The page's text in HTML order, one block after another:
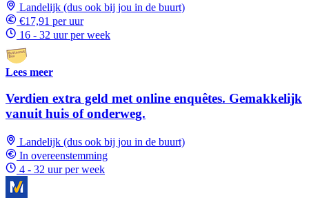
Landelijk (dus ook bij jou in de buurt)
€17,91 per uur
16 - 32 uur per week
Lees meer
Verdien extra geld met online enquêtes. Gemakkelijk
vanuit huis of onderweg.
Landelijk (dus ook bij jou in de buurt)
In overeenstemming
4 - 32 uur per week